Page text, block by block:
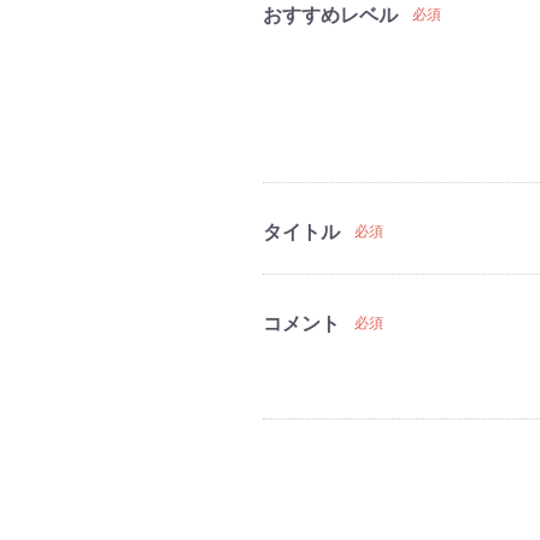
おすすめレベル 必須
タイトル 必須
コメント 必須